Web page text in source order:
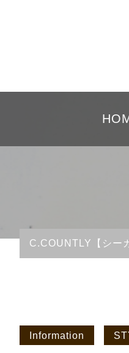
C.COUNTLY【シー
Information